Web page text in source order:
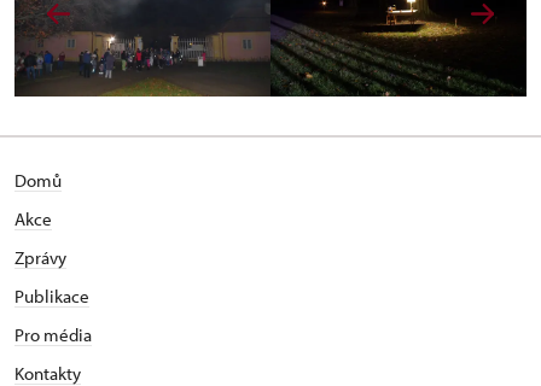
Domů
Akce
Zprávy
Publikace
Pro média
Kontakty